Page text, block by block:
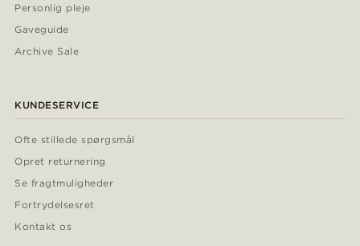
Personlig pleje
Gaveguide
Archive Sale
KUNDESERVICE
Ofte stillede spørgsmål
Opret returnering
Se fragtmuligheder
Fortrydelsesret
Kontakt os